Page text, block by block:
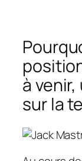
à
sur la